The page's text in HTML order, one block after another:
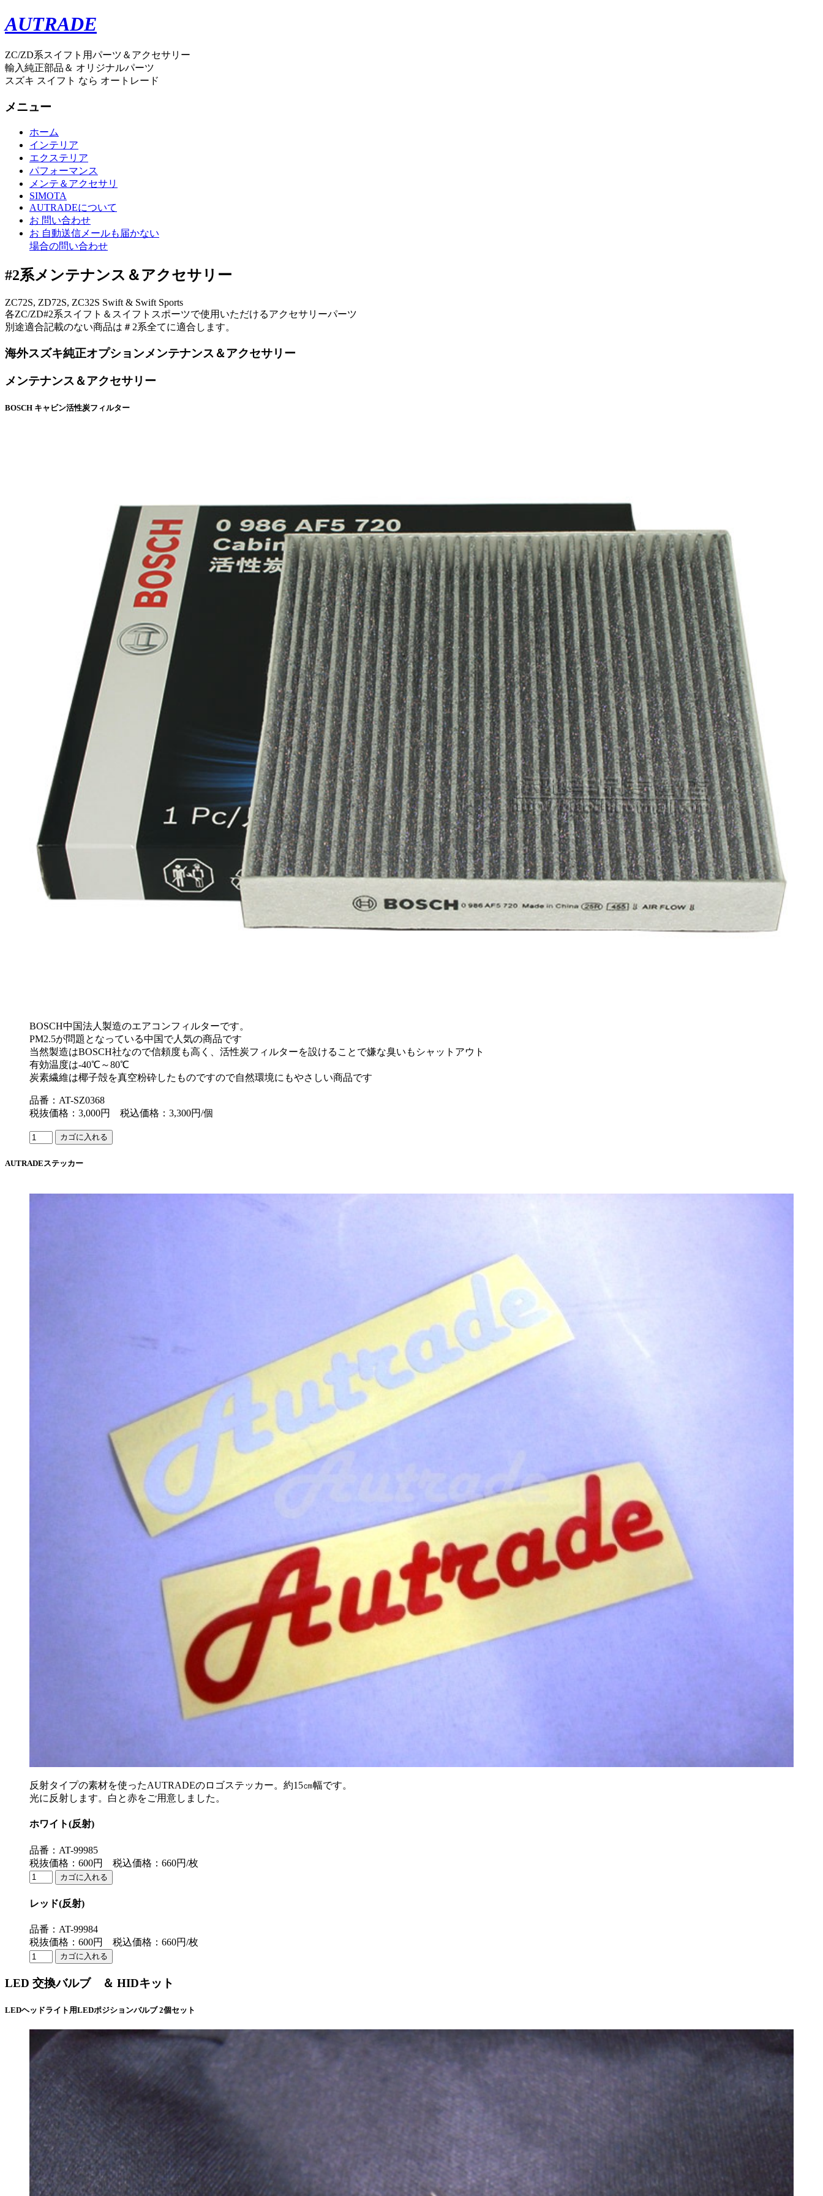
AUTRADE
ZC/ZD系スイフト用パーツ＆アクセサリー
輸入純正部品＆ オリジナルパーツ
スズキ スイフト なら オートレード
メニュー
ホーム
インテリア
エクステリア
パフォーマンス
メンテ＆アクセサリ
SIMOTA
AUTRADEについて
お 問い合わせ
お 自動送信メールも届かない
場合の問い合わせ
#2系メンテナンス＆アクセサリー
ZC72S, ZD72S, ZC32S Swift & Swift Sports
各ZC/ZD#2系スイフト＆スイフトスポーツで使用いただけるアクセサリーパーツ
別途適合記載のない商品は＃2系全てに適合します。
海外スズキ純正オプションメンテナンス＆アクセサリー
メンテナンス＆アクセサリー
BOSCH キャビン活性炭フィルター
BOSCH中国法人製造のエアコンフィルターです。
PM2.5が問題となっている中国で人気の商品です
当然製造はBOSCH社なので信頼度も高く、活性炭フィルターを設けることで嫌な臭いもシャットアウト
有効温度は-40℃～80℃
炭素繊維は椰子殻を真空粉砕したものですので自然環境にもやさしい商品です
品番：AT-SZ0368
税抜価格：3,000円 税込価格：3,300円/個
AUTRADEステッカー
反射タイプの素材を使ったAUTRADEのロゴステッカー。約15㎝幅です。
光に反射します。白と赤をご用意しました。
ホワイト(反射)
品番：AT-99985
税抜価格：600円 税込価格：660円/枚
レッド(反射)
品番：AT-99984
税抜価格：600円 税込価格：660円/枚
LED 交換バルブ ＆ HIDキット
LEDヘッドライト用LEDポジションバルブ 2個セット